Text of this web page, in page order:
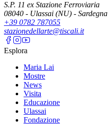
S.P. 11 ex Stazione Ferroviaria
08040 - Ulassai (NU) - Sardegna
+39 0782 787055
stazionedellarte@tiscali.it
Esplora
Maria Lai
Mostre
News
Visita
Educazione
Ulassai
Fondazione